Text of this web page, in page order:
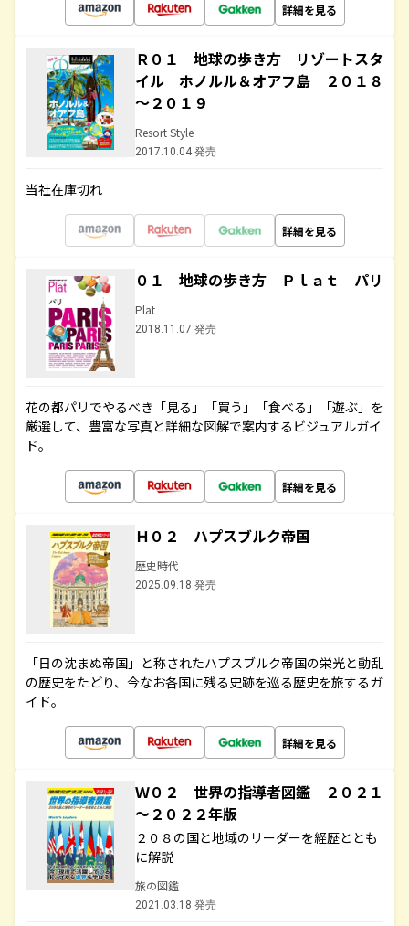
詳細を見る
Ｒ０１ 地球の歩き方 リゾートスタ
イル ホノルル＆オアフ島 ２０１８
～２０１９
Resort Style
2017.10.04 発売
当社在庫切れ
詳細を見る
０１ 地球の歩き方 Ｐｌａｔ パリ
Plat
2018.11.07 発売
花の都パリでやるべき「見る」「買う」「食べる」「遊ぶ」を
厳選して、豊富な写真と詳細な図解で案内するビジュアルガイ
ド。
詳細を見る
Ｈ０２ ハプスブルク帝国
歴史時代
2025.09.18 発売
「日の沈まぬ帝国」と称されたハプスブルク帝国の栄光と動乱
の歴史をたどり、今なお各国に残る史跡を巡る歴史を旅するガ
イド。
詳細を見る
Ｗ０２ 世界の指導者図鑑 ２０２１
～２０２２年版
２０８の国と地域のリーダーを経歴ととも
に解説
旅の図鑑
2021.03.18 発売